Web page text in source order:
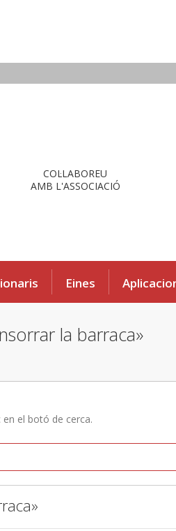
COL·LABOREU
AMB L'ASSOCIACIÓ
Eines
la barraca»
el botó de cerca.